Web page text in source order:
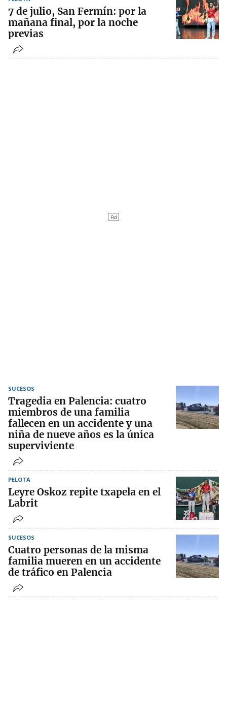
7 de julio, San Fermín: por la
mañana final, por la noche
previas
SUCESOS
Tragedia en Palencia: cuatro
miembros de una familia
fallecen en un accidente y una
niña de nueve años es la única
superviviente
PELOTA
Leyre Oskoz repite txapela en el
Labrit
SUCESOS
Cuatro personas de la misma
familia mueren en un accidente
de tráfico en Palencia